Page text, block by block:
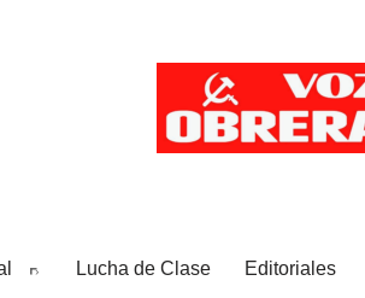
Lucha de Clase Editoriales